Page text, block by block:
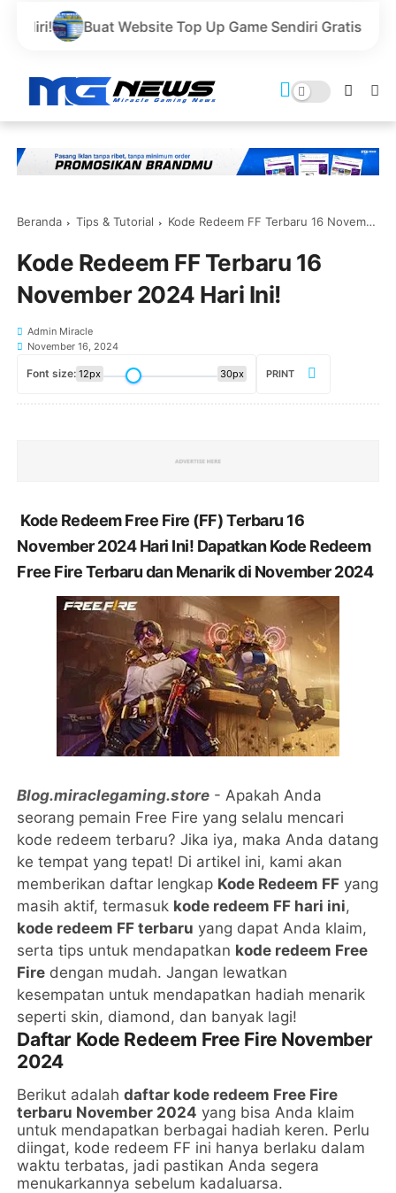
Website Top Up Game Sendiri Gratis Domain dan Harga
Beranda Tips & Tutorial Kode Redeem FF Terbaru 16 November 2024 Hari Ini!
Kode Redeem FF Terbaru 16
November 2024 Hari Ini!
Admin Miracle
November 16, 2024
Font size: 12px 30px PRINT
Kode Redeem Free Fire (FF) Terbaru 16
November 2024 Hari Ini! Dapatkan Kode Redeem
Free Fire Terbaru dan Menarik di November 2024
Blog.miraclegaming.store - Apakah Anda
seorang pemain Free Fire yang selalu mencari
kode redeem terbaru? Jika iya, maka Anda datang
ke tempat yang tepat! Di artikel ini, kami akan
memberikan daftar lengkap Kode Redeem FF yang
masih aktif, termasuk kode redeem FF hari ini,
kode redeem FF terbaru yang dapat Anda klaim,
serta tips untuk mendapatkan kode redeem Free
Fire dengan mudah. Jangan lewatkan
kesempatan untuk mendapatkan hadiah menarik
seperti skin, diamond, dan banyak lagi!
Daftar Kode Redeem Free Fire November
2024
Berikut adalahdaftar kode redeem Free Fire
terbaru November 2024 yang bisa Anda klaim
untuk mendapatkan berbagai hadiah keren. Perlu
diingat, kode redeem FF ini hanya berlaku dalam
waktu terbatas, jadi pastikan Anda segera
menukarkannya sebelum kadaluarsa.